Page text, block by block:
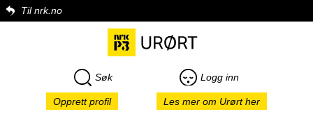
Til nrk.no
Søk Logg inn
Opprett profil Les mer om Urørt her